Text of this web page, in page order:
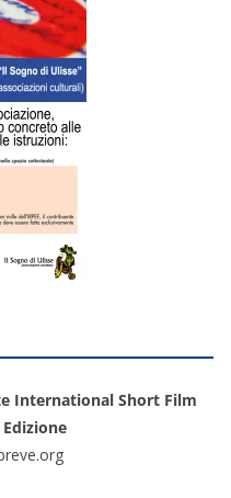
International Short Film